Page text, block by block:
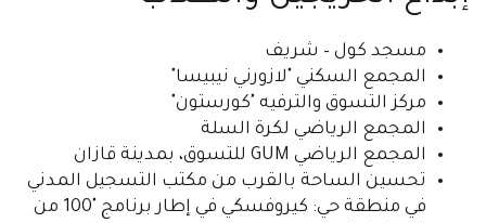
مسجد كول – شريف
المجمع السكني "لازورني نيبيسا"
مركز التسوق والترفيه "كورستون"
المجمع الرياضي لكرة السلة
المجمع الرياضي GUM للتسوق، بمدينة قازان
تحسين الساحة بالقرب من مكتب التسجيل المدني
في منطقة حي: كيروفسكي في إطار برنامج "100 من